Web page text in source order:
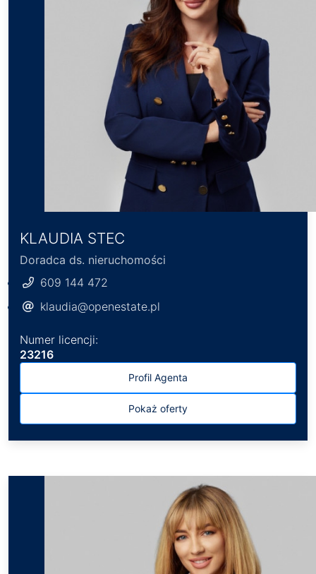
KLAUDIA STEC
Doradca ds. nieruchomości
609 144 472
klaudia@openestate.pl
Numer licencji:
23216
Profil Agenta
Pokaż oferty